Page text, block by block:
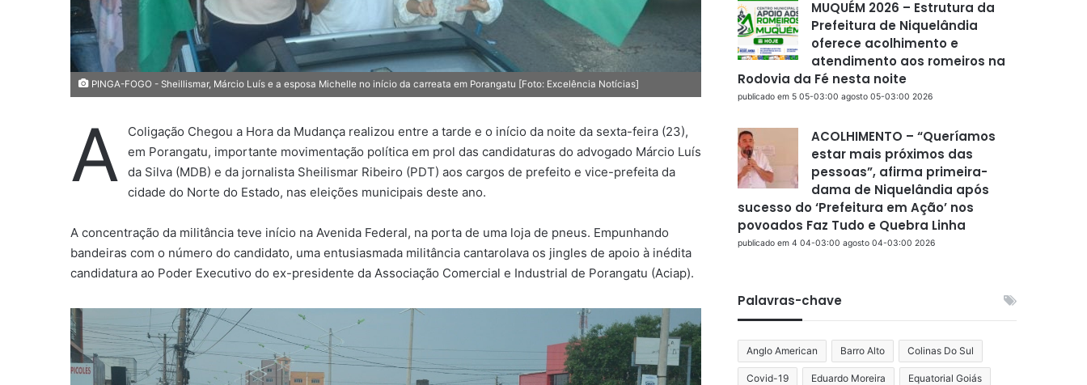
PINGA-FOGO - Sheillismar, Márcio Luís e a esposa Michelle no início da carreata em Porangatu [Foto: Excelência Notícias]
A
Coligação Chegou a Hora da Mudança realizou entre a tarde e o início da noite da sexta-feira (23),
em Porangatu, importante movimentação política em prol das candidaturas do advogado Márcio Luís
da Silva (MDB) e da jornalista Sheilismar Ribeiro (PDT) aos cargos de prefeito e vice-prefeita da
cidade do Norte do Estado, nas eleições municipais deste ano.
A concentração da militância teve início na Avenida Federal, na porta de uma loja de pneus. Empunhando
bandeiras com o número do candidato, uma entusiasmada militância cantarolava os jingles de apoio à inédita
candidatura ao Poder Executivo do ex-presidente da Associação Comercial e Industrial de Porangatu (Aciap).
MUQUÉM 2026 – Estrutura da
Prefeitura de Niquelândia
oferece acolhimento e
atendimento aos romeiros na
Rodovia da Fé nesta noite
publicado em 5 05-03:00 agosto 05-03:00 2026
ACOLHIMENTO – “Queríamos
estar mais próximos das
pessoas”, afirma primeira-
dama de Niquelândia após
sucesso do ‘Prefeitura em Ação’ nos
povoados Faz Tudo e Quebra Linha
publicado em 4 04-03:00 agosto 04-03:00 2026
Palavras-chave
Anglo American Barro Alto Colinas Do Sul
Covid-19 Eduardo Moreira Equatorial Goiás